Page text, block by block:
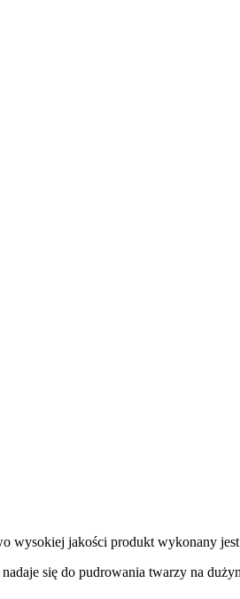
wysokiej jakości produkt wykonany
się do pudrowania twarzy na